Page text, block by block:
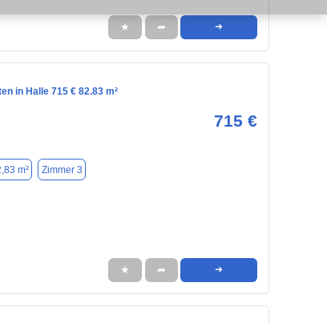
★ ➦ ➜
in Halle 715 € 82.83 m²
715 €
m² Zimmer 3
★ ➦ ➜